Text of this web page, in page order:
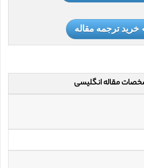
خرید ترجمه مقاله
مقاله انگلیسی